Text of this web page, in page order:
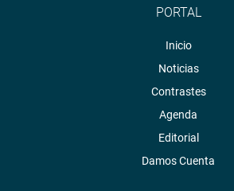
PORTAL
Inicio
Noticias
Contrastes
Agenda
Editorial
Damos Cuenta